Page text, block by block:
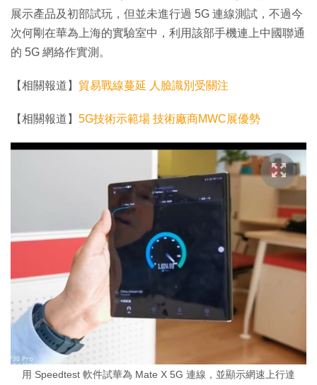
展示產品及初部試玩，但並未進行過 5G 連線測試，不過今
次何剛在華為上海的實驗室中，利用該部手機連上中國聯通
的 5G 網絡作實測。
【相關報道】 貿易戰線蔓延 人臉識別受關注
【相關報道】 5G技術示範場 技術廠商MWC展優勢
用 Speedtest 軟件試華為 Mate X 5G 連線，並顯示網速上行達